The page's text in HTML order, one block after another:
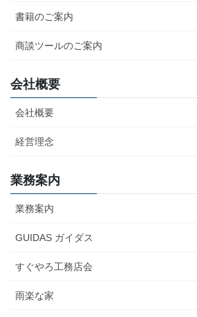
書籍のご案内
商談ツールのご案内
会社概要
会社概要
経営理念
業務案内
業務案内
GUIDAS ガイダス
すぐやろ工務店会
雨楽な家